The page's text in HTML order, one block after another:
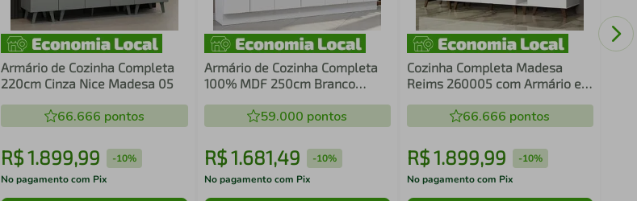
Armário de Cozinha Completa
220cm Cinza Nice Madesa 05
66.666 pontos
R$1.899,99 -10%
No pagamento com Pix
Armário de Cozinha Completa
100% MDF 250cm Branco
59.000 pontos
R$1.681,49 -10%
No pagamento com Pix
Cozinha Completa Madesa
Reims 260005 com Armário e
66.666 pontos
R$1.899,99 -10%
No pagamento com Pix